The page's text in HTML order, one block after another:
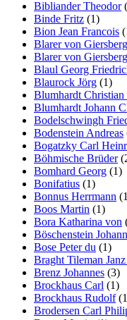
Bibliander Theodor
Binde Fritz (1)
Bion Jean Francois
Blarer von
Blarer von
Blaul Georg
Blaurock Jörg (1)
Blumhardt
Blumhardt Johann
Bodelschwingh
Bodenstein Andreas
Bogatzky Carl
Böhmische Brüder
Bomhard Georg (1)
Bonifatius (1)
Bonnus Herrmann
Boos Martin (1)
Bora Katharina von
Böschenstein Johann
Bose Peter du (1)
Braght Tileman
Brenz Johannes (3)
Brockhaus Carl (1)
Brockhaus Rudolf
Brodersen Carl